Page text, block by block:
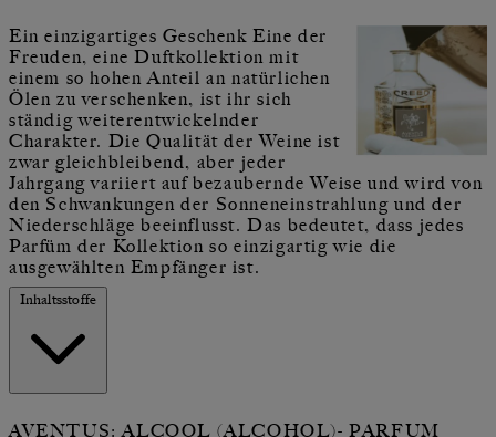
Ein einzigartiges Geschenk Eine der
Freuden, eine Duftkollektion mit
einem so hohen Anteil an natürlichen
Ölen zu verschenken, ist ihr sich
ständig weiterentwickelnder
Charakter. Die Qualität der Weine ist
zwar gleichbleibend, aber jeder
Jahrgang variiert auf bezaubernde Weise und wird von
den Schwankungen der Sonneneinstrahlung und der
Niederschläge beeinflusst. Das bedeutet, dass jedes
Parfüm der Kollektion so einzigartig wie die
ausgewählten Empfänger ist.
Inhaltsstoffe
AVENTUS: ALCOOL (ALCOHOL)- PARFUM